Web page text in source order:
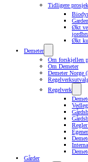
Tidligere
Økt
Økt
Demeter
Om forskjellen
Om Demeter
Demeter Norge
Regelverk
Gårder